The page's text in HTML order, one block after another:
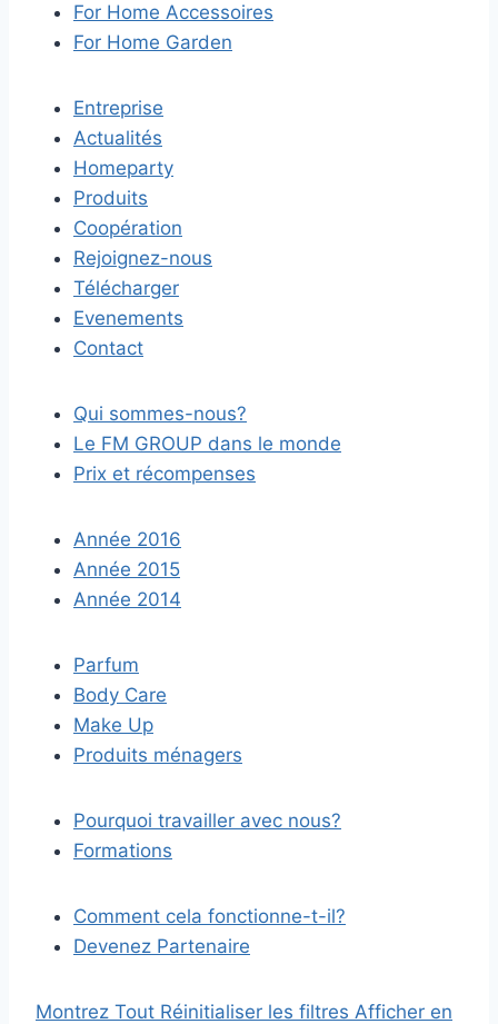
For Home Accessoires
For Home Garden
Entreprise
Actualités
Homeparty
Produits
Coopération
Rejoignez-nous
Télécharger
Evenements
Contact
Qui sommes-nous?
Le FM GROUP dans le monde
Prix et récompenses
Année 2016
Année 2015
Année 2014
Parfum
Body Care
Make Up
Produits ménagers
Pourquoi travailler avec nous?
Formations
Comment cela fonctionne-t-il?
Devenez Partenaire
Montrez Tout Réinitialiser les filtres Afficher en